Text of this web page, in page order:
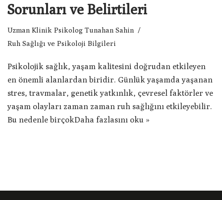
Sorunları ve Belirtileri
Uzman Klinik Psikolog Tunahan Sahin
Ruh Sağlığı ve Psikoloji Bilgileri
Psikolojik sağlık, yaşam kalitesini doğrudan etkileyen
en önemli alanlardan biridir. Günlük yaşamda yaşanan
stres, travmalar, genetik yatkınlık, çevresel faktörler ve
yaşam olayları zaman zaman ruh sağlığını etkileyebilir.
Bu nedenle birçokDaha fazlasını oku »